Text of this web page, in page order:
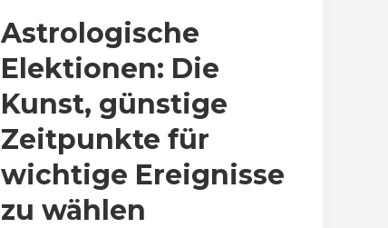
Astrologische
Elektionen: Die
Kunst, günstige
Zeitpunkte für
wichtige Ereignisse
zu wählen